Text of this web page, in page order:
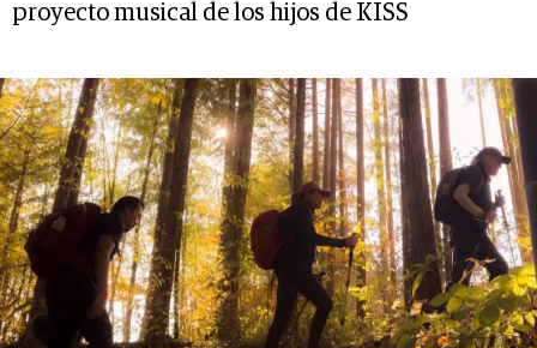
proyecto musical de los hijos de KISS